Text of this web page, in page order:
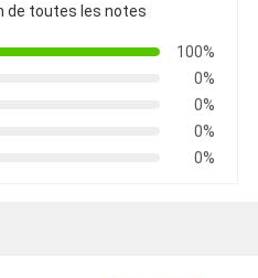
de toutes les notes
100%
0%
0%
0%
0%